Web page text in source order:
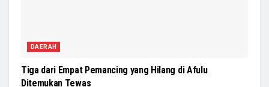
DAERAH
Tiga dari Empat Pemancing yang Hilang di Afulu
Ditemukan Tewas